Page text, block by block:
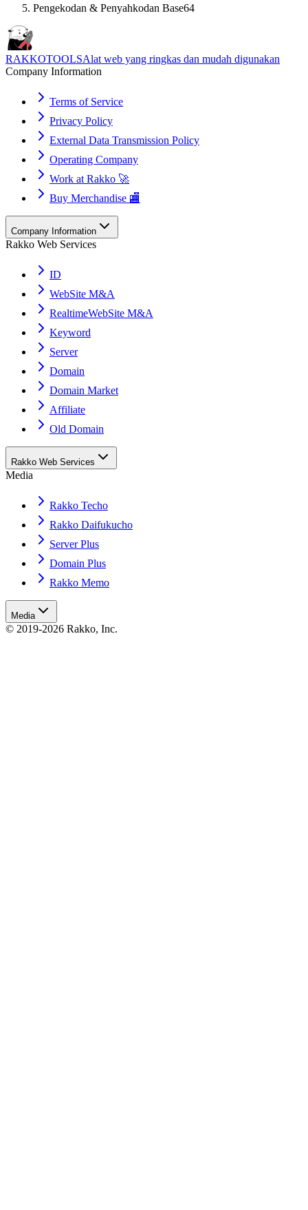
Pengekodan & Penyahkodan Base64
RAKKOTOOLSAlat web yang ringkas dan mudah digunakan
Company Information
Terms of Service
Privacy Policy
External Data Transmission Policy
Operating Company
Work at Rakko 🚀
Buy Merchandise 🏬
Company Information
Rakko Web Services
ID
WebSite M&A
RealtimeWebSite M&A
Keyword
Server
Domain
Domain Market
Affiliate
Old Domain
Rakko Web Services
Media
Rakko Techo
Rakko Daifukucho
Server Plus
Domain Plus
Rakko Memo
Media
© 2019-2026 Rakko, Inc.